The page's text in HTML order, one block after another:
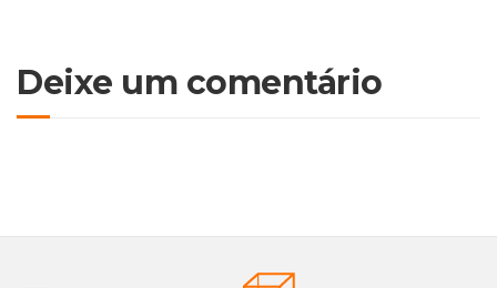
Deixe um comentário